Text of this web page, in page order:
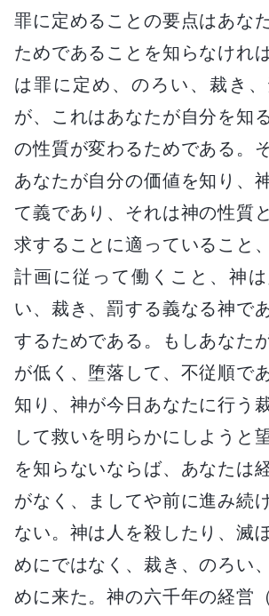
罪に定めることの要点はあな
ためであることを知らなけれ
は罪に定め、のろい、裁き
が、これはあなたが自分を知
の性質が変わるためである。
あなたが自分の価値を知り、
て義であり、それは神の性質
求することに適っていること
計画に従って働くこと、神
い、裁き、罰する義なる神で
するためである。もしあなた
が低く、堕落して、不従順で
知り、神が今日あなたに行う
して救いを明らかにしようと
を知らないならば、あなたは
がなく、ましてや前に進み続
ない。神は人を殺したり、滅
めにではなく、裁き、のろい
めに来た。神の六千年の経営